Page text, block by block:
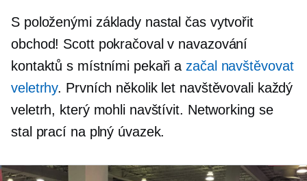
S položenými základy nastal čas vytvořit
obchod! Scott pokračoval v navazování
kontaktů s místními pekaři a začal navštěvovat
veletrhy. Prvních několik let navštěvovali každý
veletrh, který mohli navštívit. Networking se
stal prací na plný úvazek.